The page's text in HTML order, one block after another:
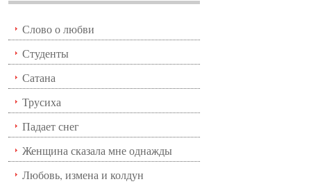
Слово о любви
Студенты
Сатана
Трусиха
Падает снег
Женщина сказала мне однажды
Любовь, измена и колдун